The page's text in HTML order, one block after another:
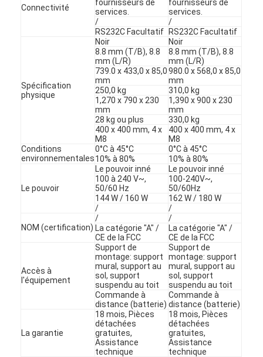
Connectivité
fournisseurs de
services.
fournisseurs de
services.
/
/
RS232C Facultatif
RS232C Facultatif
Spécification
physique
Noir
Noir
8.8 mm (T/B), 8.8
mm (L/R)
8.8 mm (T/B), 8.8
mm (L/R)
739.0 x 433,0 x 85,0
mm
980.0 x 568,0 x 85,0
mm
250,0 kg
310,0 kg
1,270 x 790 x 230
mm
1,390 x 900 x 230
mm
28 kg ou plus
330,0 kg
400 x 400 mm, 4 x
M8
400 x 400 mm, 4 x
M8
Conditions
environnementales
0°C à 45°C
0°C à 45°C
10% à 80%
10% à 80%
Le pouvoir
Le pouvoir inné
Le pouvoir inné
100 à 240 V~,
50/60 Hz
100-240V~,
50/60Hz
144 W / 160 W
162 W / 180 W
/
/
NOM (certification)
/
/
La catégorie "A" /
CE de la FCC
La catégorie "A" /
CE de la FCC
Accès à
l'équipement
Support de
montage: support
mural, support au
sol, support
suspendu au toit
Support de
montage: support
mural, support au
sol, support
suspendu au toit
Commande à
distance (batterie)
Commande à
distance (batterie)
La garantie
18 mois, Pièces
détachées
gratuites,
Assistance
technique
18 mois, Pièces
détachées
gratuites,
Assistance
technique